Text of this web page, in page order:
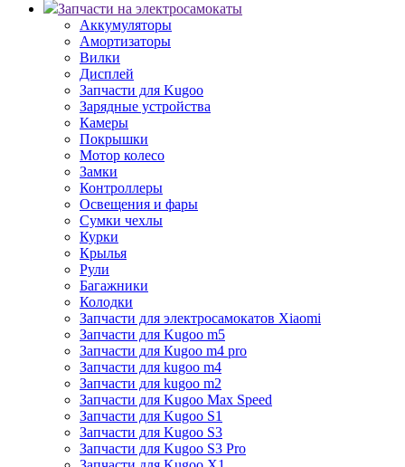
Запчасти на электросамокаты
Аккумуляторы
Амортизаторы
Вилки
Дисплей
Запчасти для Kugoo
Зарядные устройства
Камеры
Покрышки
Мотор колесо
Замки
Контроллеры
Освещения и фары
Сумки чехлы
Курки
Крылья
Рули
Багажники
Колодки
Запчасти для электросамокатов Xiaomi
Запчасти для Kugoo m5
Запчасти для Кugoo m4 pro
Запчасти для kugoo m4
Запчасти для kugoo m2
Запчасти для Kugoo Max Speed
Запчасти для Kugoo S1
Запчасти для Kugoo S3
Запчасти для Kugoo S3 Pro